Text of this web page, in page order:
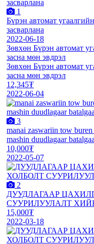
1
Бүрэн автомат
засварлана
2022-06-18
Зөвхөн Бүрэн автомат
засна мөн эвдрэл
Зөвхөн Бүрэн автомат
засна мөн эвдрэл
12,345₮
2022-06-04
3
manai zaswariin tow
mashin duudlagaar
10,000₮
2022-05-07
2
ДУУДЛАГААР
СУУРИЛУУЛАЛТ
15,000₮
2022-03-18